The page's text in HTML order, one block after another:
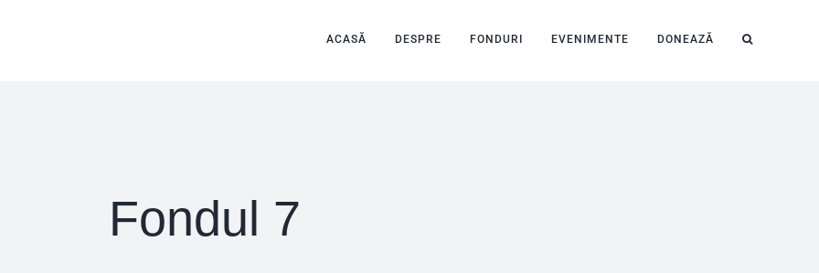
ACASĂ DESPRE FONDURI EVENIMENTE DONEAZĂ
Fondul 7